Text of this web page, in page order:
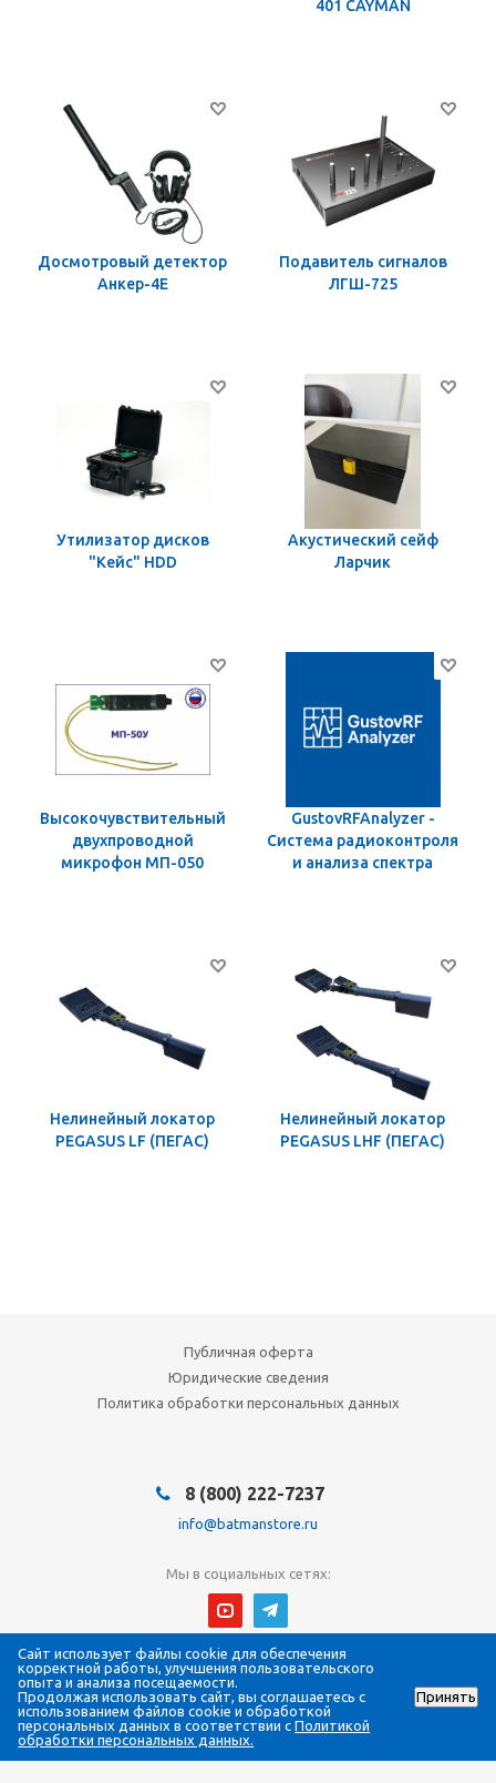
401 CAYMAN
Досмотровый детектор
Анкер-4Е
Подавитель сигналов
ЛГШ-725
Утилизатор дисков
"Кейс" HDD
Акустический сейф
Ларчик
Высокочувствительный
двухпроводной
микрофон МП-050
GustovRFAnalyzer -
Система радиоконтроля
и анализа спектра
Нелинейный локатор
PEGASUS LF (ПЕГАС)
Нелинейный локатор
PEGASUS LHF (ПЕГАС)
Публичная оферта
Юридические сведения
Политика обработки персональных данных
8 (800) 222-7237
info@batmanstore.ru
Мы в социальных сетях:
© 2026 БэтмэнМагазин (BatmanStore)
Интернет-магазин электроники и систем безопасности
Все права защищены
ИП Густова Джесика Ренартовна
ИНН 784808988565
ОГРНИП 317784700294058
Сайт использует файлы cookie для обеспечения
корректной работы, улучшения пользовательского
опыта и анализа посещаемости.
Продолжая использовать сайт, вы соглашаетесь с
использованием файлов cookie и обработкой
персональных данных в соответствии сПолитикой
обработки персональных данных.
Принять